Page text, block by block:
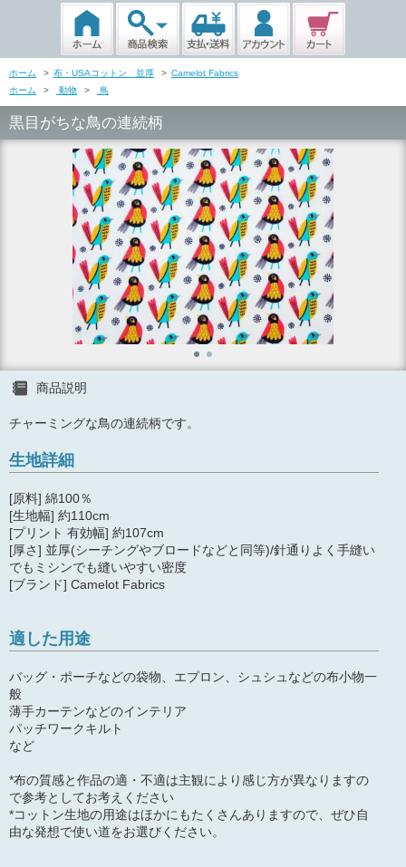
ホーム > 布・USAコットン 並厚 > Camelot Fabrics
ホーム
> 動物 > 鳥
黒目がちな鳥の連続柄
商品説明
チャーミングな鳥の連続柄です。
生地詳細
[原料] 綿100％
[生地幅] 約110cm
[プリント 有効幅] 約107cm
[厚さ] 並厚(シーチングやブロードなどと同等)/針通りよく手縫い
でもミシンでも縫いやすい密度
[ブランド] Camelot Fabrics
適した用途
バッグ・ポーチなどの袋物、エプロン、シュシュなどの布小物一
般
薄手カーテンなどのインテリア
パッチワークキルト
など
*布の質感と作品の適・不適は主観により感じ方が異なりますの
で参考としてお考えください
*コットン生地の用途はほかにもたくさんありますので、ぜひ自
由な発想で使い道をお選びください。